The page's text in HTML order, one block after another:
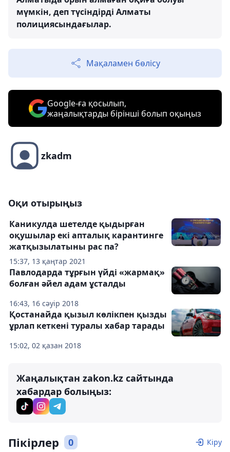
мүмкін, деп түсіндірді Алматы
полициясындағылар.
Мақаламен бөлісу
Google-ға қосылып,
жаңалықтарды бірінші болып оқыңыз
zkadm
Оқи отырыңыз
15:37, 13 қаңтар 2021
Каникулда шетелде қыдырған
оқушылар екі апталық карантинге
жатқызылатыны рас па?
16:43, 16 сәуір 2018
Павлодарда тұрғын үйді «жармақ»
болған әйел адам ұсталды
15:02, 02 қазан 2018
Қостанайда қызыл көлікпен қызды
ұрлап кеткені туралы хабар тарады
Жаңалықтан zakon.kz сайтында
хабардар болыңыз:
Пікірлер 0 Кіру